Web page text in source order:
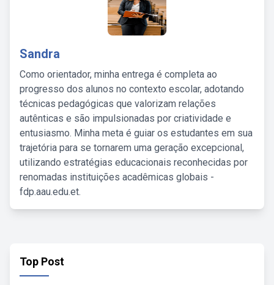
Sandra
Como orientador, minha entrega é completa ao
progresso dos alunos no contexto escolar, adotando
técnicas pedagógicas que valorizam relações
autênticas e são impulsionadas por criatividade e
entusiasmo. Minha meta é guiar os estudantes em sua
trajetória para se tornarem uma geração excepcional,
utilizando estratégias educacionais reconhecidas por
renomadas instituições acadêmicas globais -
fdp.aau.edu.et.
Top Post